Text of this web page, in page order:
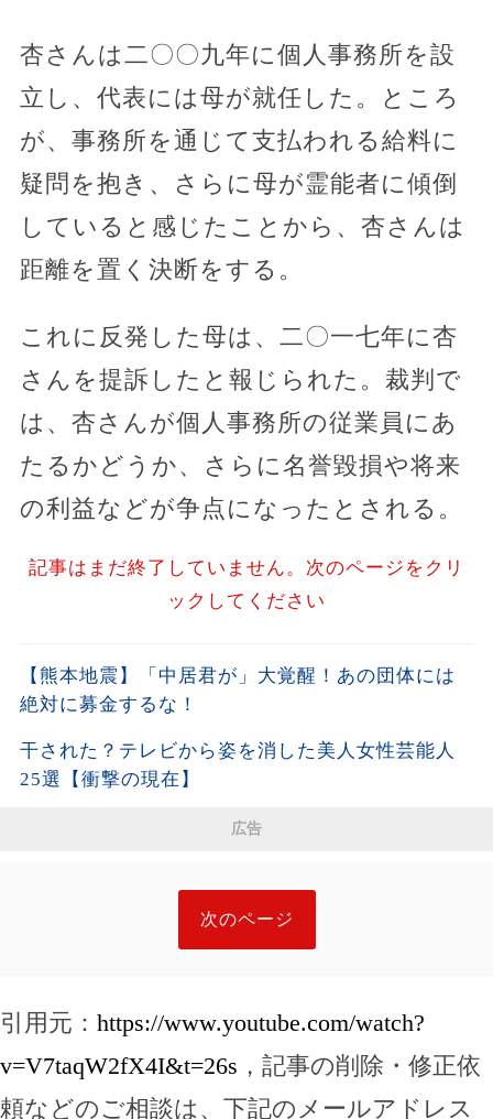
杏さんは二〇〇九年に個人事務所を設
立し、代表には母が就任した。ところ
が、事務所を通じて支払われる給料に
疑問を抱き、さらに母が霊能者に傾倒
していると感じたことから、杏さんは
距離を置く決断をする。
これに反発した母は、二〇一七年に杏
さんを提訴したと報じられた。裁判で
は、杏さんが個人事務所の従業員にあ
たるかどうか、さらに名誉毀損や将来
の利益などが争点になったとされる。
記事はまだ終了していません。次のページをクリ
ックしてください
【熊本地震】「中居君が」大覚醒！あの団体には
絶対に募金するな！
干された？テレビから姿を消した美人女性芸能人
25選【衝撃の現在】
広告
次のページ
引用元： https://www.youtube.com/watch?
v=V7taqW2fX4I&t=26s ，記事の削除・修正依
頼などのご相談は、下記のメールアドレス